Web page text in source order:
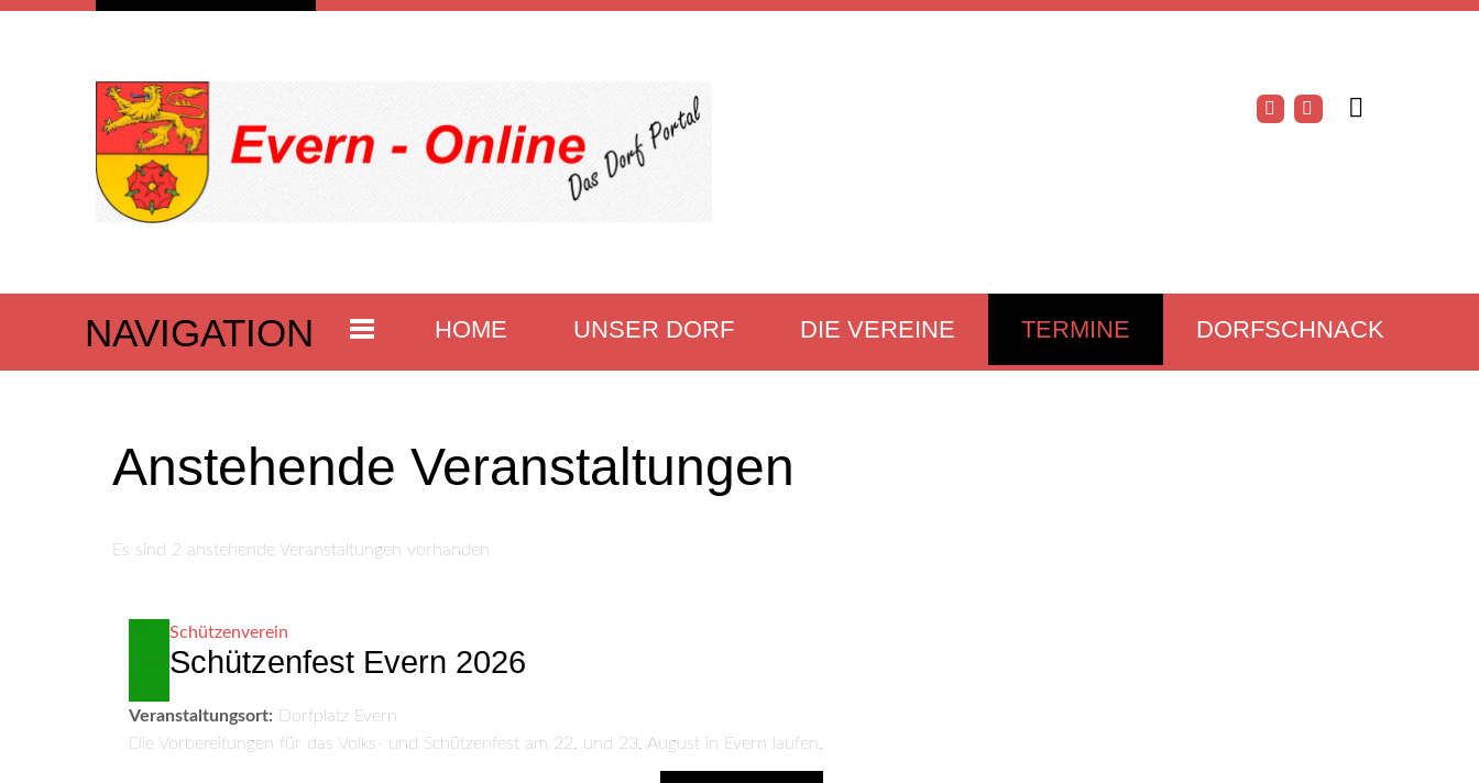
NAVIGATION HOME UNSER DORF DIE VEREINE TERMINE DORFSCHNACK
Anstehende Veranstaltungen
Es sind 2 anstehende Veranstaltungen vorhanden
August
Schützenverein
Schützenfest Evern 2026
Veranstaltungsort: Dorfplatz Evern
Die Vorbereitungen für das Volks- und Schützenfest am 22. und 23. August in Evern laufen.